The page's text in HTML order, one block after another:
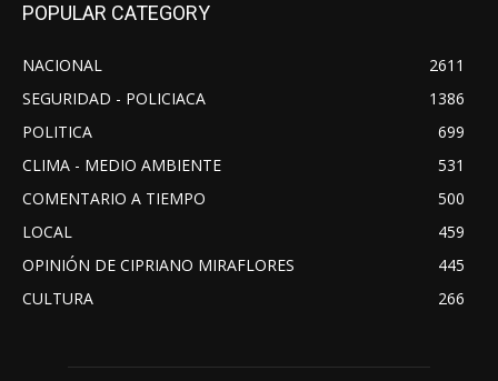
POPULAR CATEGORY
NACIONAL
2611
SEGURIDAD - POLICIACA
1386
POLITICA
699
CLIMA - MEDIO AMBIENTE
531
COMENTARIO A TIEMPO
500
LOCAL
459
OPINIÓN DE CIPRIANO MIRAFLORES
445
CULTURA
266